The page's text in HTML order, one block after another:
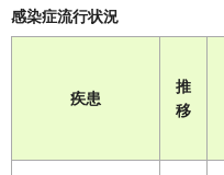
感染症流行状況
疾患
推
移